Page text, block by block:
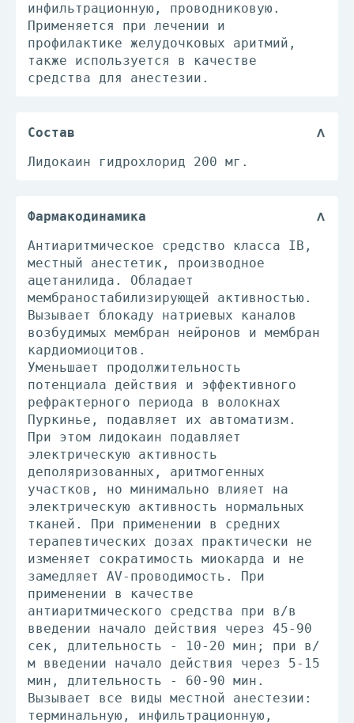
инфильтрационную, проводниковую.
Применяется при лечении и
профилактике желудочковых аритмий,
также используется в качестве
средства для анестезии.
Состав
Лидокаин гидрохлорид 200 мг.
Фармакодинамика
Антиаритмическое средство класса IB,
местный анестетик, производное
ацетанилида. Обладает
мембраностабилизирующей активностью.
Вызывает блокаду натриевых каналов
возбудимых мембран нейронов и мембран
кардиомиоцитов.
Уменьшает продолжительность
потенциала действия и эффективного
рефрактерного периода в волокнах
Пуркинье, подавляет их автоматизм.
При этом лидокаин подавляет
электрическую активность
деполяризованных, аритмогенных
участков, но минимально влияет на
электрическую активность нормальных
тканей. При применении в средних
терапевтических дозах практически не
изменяет сократимость миокарда и не
замедляет AV-проводимость. При
применении в качестве
антиаритмического средства при в/в
введении начало действия через 45-90
сек, длительность - 10-20 мин; при в/
м введении начало действия через 5-15
мин, длительность - 60-90 мин.
Вызывает все виды местной анестезии:
терминальную, инфильтрационную,